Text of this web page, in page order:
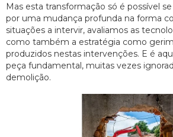
Mas esta transformação só é possível
por uma mudança profunda na forma
situações a intervir, avaliamos as
como também a estratégia como
produzidos nestas intervenções. E é
peça fundamental, muitas vezes
demolição.